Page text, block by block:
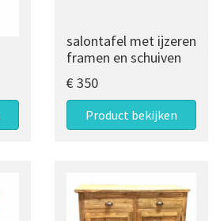
salontafel met ijzeren
framen en schuiven
€ 350
Product bekijken